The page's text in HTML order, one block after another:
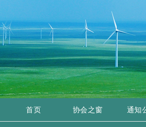
首页 协会之窗 通知